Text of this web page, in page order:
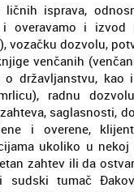
ličnih isprava,
i overavamo i izvod
vozačku dozvolu,
venčanih
o državljanstvu,
radnu
saglasnosti,
i overene,
ukoliko u
zahtev ili da
sudski tumač